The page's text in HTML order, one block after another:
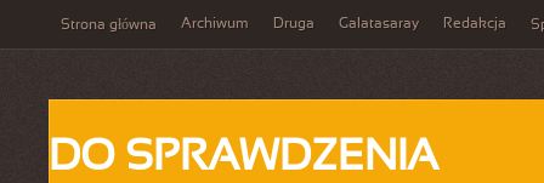
Strona główna Archiwum Druga Galatasaray Redakcja
DO SPRAWDZENIA